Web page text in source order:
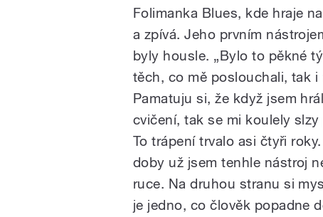
Folimanka Blues, kde hraje
a zpívá. Jeho prvním
byly housle. „Bylo to pěkné
těch, co mě poslouchali, tak i
Pamatuju si, že když jsem
cvičení, tak se mi koulely slzy
To trápení trvalo asi čtyři
doby už jsem tenhle nástroj
ruce. Na druhou stranu si
je jedno, co člověk popadne